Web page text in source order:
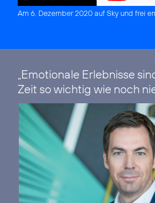
Am 6. Dezember 2020 auf Sky und frei
„Emotionale Erlebnisse
Zeit so wichtig wie noch